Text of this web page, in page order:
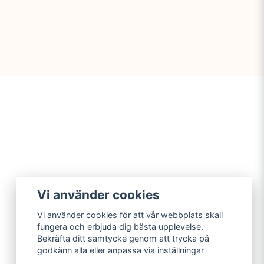
Vi använder cookies
Vi använder cookies för att vår webbplats skall
fungera och erbjuda dig bästa upplevelse.
Bekräfta ditt samtycke genom att trycka på
godkänn alla eller anpassa via inställningar